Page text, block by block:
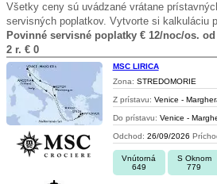
Všetky ceny sú uvádzané vrátane
servisných poplatkov. Vytvorte si kalkuláciu
Povinné servisné poplatky € 12/noc/os.
2 r. € 0
MSC LIRICA
Zona: STREDOMORIE
Z prístavu: Venice -
Do prístavu: Venice -
Odchod: 26/09/2026
Vnútorná
649
S Oknom
779